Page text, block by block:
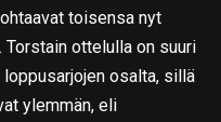
toisensa nyt
ottelulla on suuri
osalta, sillä
ylemmän, eli